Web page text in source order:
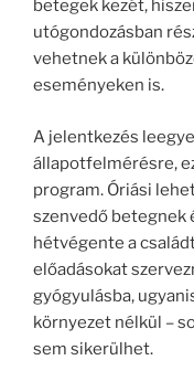
betegek kezét,
utógondozásban
vehetnek a
eseményeken is.
A jelentkezés
állapotfelmérésre,
program. Óriási
szenvedő betegnek
hétvégente a
előadásokat
gyógyulásba,
környezet nélkül –
sem sikerülhet.